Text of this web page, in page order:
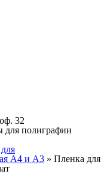
32
для полиграфии
А4 и А3 » Пленка для